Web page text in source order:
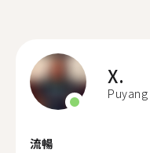
X.
Puyang
流暢